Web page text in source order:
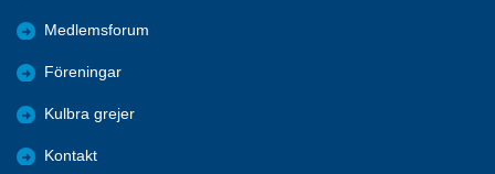
Medlemsforum
Föreningar
Kulbra grejer
Kontakt